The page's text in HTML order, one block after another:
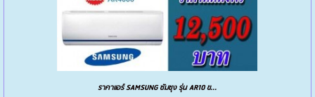
ราคาแอร์ SAMSUNG ซัมซุง รุ่น AR10 ข...